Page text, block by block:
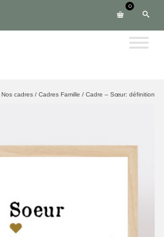
0
Nos cadres / Cadres Famille / Cadre – Sœur: définition